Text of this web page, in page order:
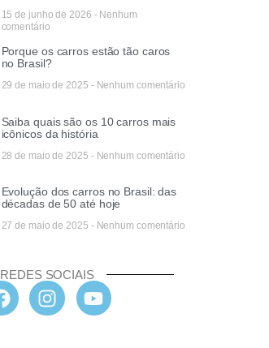
15 de junho de 2026 Nenhum
comentário
Porque os carros estão tão caros
no Brasil?
29 de maio de 2025 Nenhum comentário
Saiba quais são os 10 carros mais
icônicos da história
28 de maio de 2025 Nenhum comentário
Evolução dos carros no Brasil: das
décadas de 50 até hoje
27 de maio de 2025 Nenhum comentário
REDES SOCIAIS